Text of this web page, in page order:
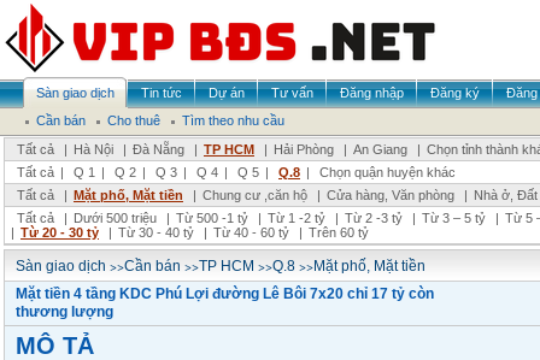
Sàn giao dịch Tin tức Dự án Tư vấn Đăng nhập Đăng ký
Đăng
Cần bán
Cho thuê
Tìm theo nhu cầu
Tất cả
| Hà Nội | Đà Nẵng | TP HCM | Hải Phòng | An Giang | Chọn tỉnh thành
Tất cả | Q 1 | Q 2 | Q 3 | Q 4 | Q 5 | Q.8 |
Chọn quận huyện khác
Tất cả
| Mặt phố, Mặt tiền | Chung cư ,căn hộ | Cửa hàng, Văn phòng | Nhà ở,
Tất cả
| Dưới 500 triệu | Từ 500 -1 tỷ | Từ 1 -2 tỷ | Từ 2 -3 tỷ | Từ 3 – 5 tỷ | Từ 5
| Từ 20 - 30 tỷ | Từ 30 - 40 tỷ | Từ 40 - 60 tỷ | Trên 60 tỷ
Sàn giao dịch >>Cần bán >>TP HCM >>Q.8 >>Mặt phố, Mặt tiền
Mặt tiền 4 tầng KDC Phú Lợi đường Lê Bôi 7x20 chỉ 17 tỷ còn
thương lượng
MÔ TẢ